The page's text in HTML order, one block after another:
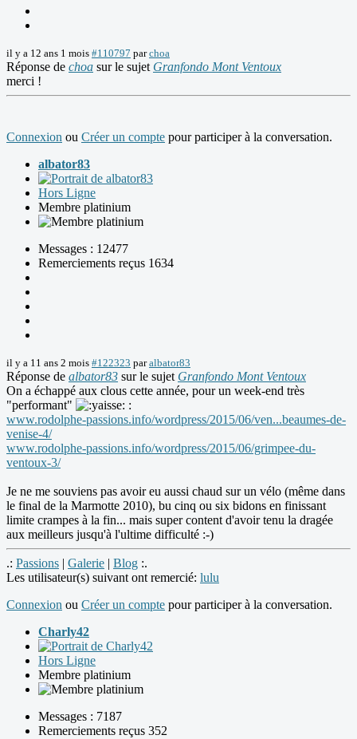
il y a 12 ans 1 mois #110797 parchoa
Réponse de choa sur le sujet Granfondo Mont Ventoux
merci !
Connexion ou Créer un compte pour participer à la conversation.
albator83
Hors Ligne
Membre platinium
Messages : 12477
Remerciements reçus 1634
il y a 11 ans 2 mois #122323 paralbator83
Réponse de albator83 sur le sujet Granfondo Mont Ventoux
On a échappé aux clous cette année, pour un week-end très
"performant"
:
www.rodolphe-passions.info/wordpress/2015/06/ven...beaumes-de-
venise-4/
www.rodolphe-passions.info/wordpress/2015/06/grimpee-du-
ventoux-3/
Je ne me souviens pas avoir eu aussi chaud sur un vélo (même dans
le final de la Marmotte 2010), bu cinq ou six bidons en finissant
limite crampes à la fin... mais super content d'avoir tenu la dragée
aux meilleurs jusqu'à l'ultime difficulté :-)
.: Passions | Galerie | Blog :.
Les utilisateur(s) suivant ont remercié: lulu
Connexion ou Créer un compte pour participer à la conversation.
Charly42
Hors Ligne
Membre platinium
Messages : 7187
Remerciements reçus 352